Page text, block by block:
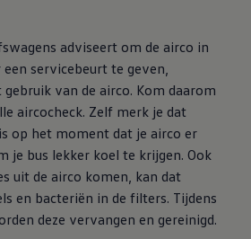
adviseert om de airco in
een servicebeurt te geven,
van de airco. Kom daarom
aircocheck. Zelf merk je dat
op het moment dat je airco er
je bus lekker koel te krijgen. Ook
uit de airco komen, kan dat
en bacteriën in de filters. Tijdens
deze vervangen en gereinigd.